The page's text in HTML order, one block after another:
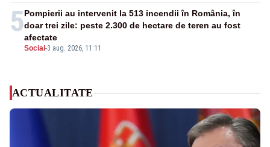
5
Social -3 aug. 2026, 11:11
Pompierii au intervenit la 513 incendii în România, în
doar trei zile: peste 2.300 de hectare de teren au fost
afectate
ACTUALITATE